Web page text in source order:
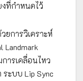
ที่กำหนดไว้
ยการวิเคราะห์
ารเคลื่อนไหว
ะบบ Lip Sync